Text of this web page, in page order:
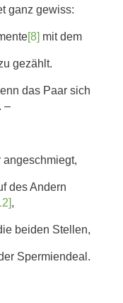
ganz gewiss:
[8] mit dem
gezählt.
das Paar sich
–
angeschmiegt,
des Andern
,
beiden Stellen,
Spermiendeal.